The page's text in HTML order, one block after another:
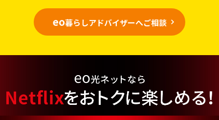
eo暮らしアドバイザーへご相談